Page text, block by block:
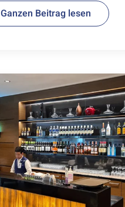
Ganzen Beitrag lesen